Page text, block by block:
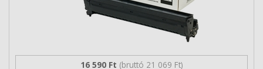
16 590 Ft (bruttó 21 069 Ft)